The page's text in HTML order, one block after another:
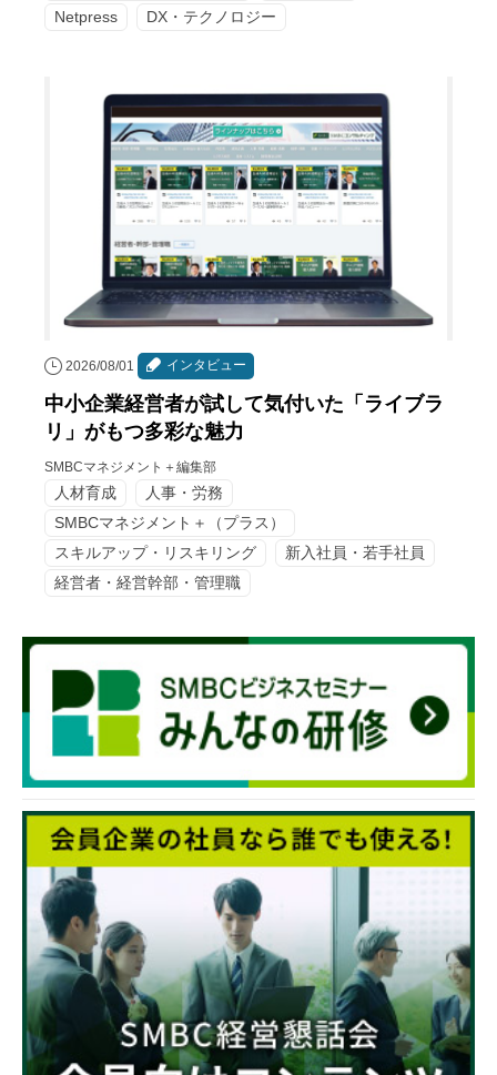
Netpress
DX・テクノロジー
2026/08/01 インタビュー
中小企業経営者が試して気付いた「ライブラ
リ」がもつ多彩な魅力
SMBCマネジメント＋編集部
人材育成
人事・労務
SMBCマネジメント＋（プラス）
スキルアップ・リスキリング
新入社員・若手社員
経営者・経営幹部・管理職